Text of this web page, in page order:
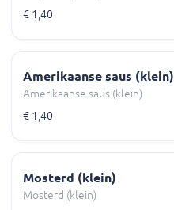
€ 1,40
Amerikaanse saus (klein)
Amerikaanse saus (klein)
€ 1,40
Mosterd (klein)
Mosterd (klein)